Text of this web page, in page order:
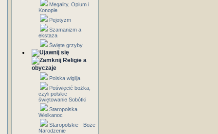
Megality, Opium i
Konopie
Pejotyzm
Szamanizm a
ekstaza
Święte grzyby
Religie a
obyczaje
Polska wigilja
Poświęcić bożka,
czyli polskie
świętowanie Sobótki
Staropolska
Wielkanoc
Staropolskie - Boże
Narodzenie